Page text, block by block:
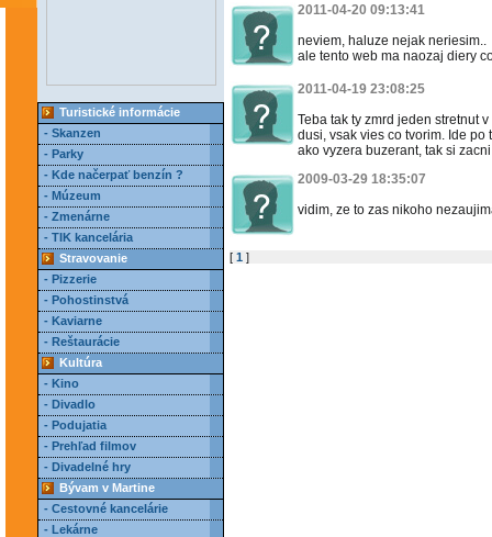
Turistické informácie
- Skanzen
- Parky
- Kde načerpať benzín ?
- Múzeum
- Zmenárne
- TIK kancelária
Stravovanie
- Pizzerie
- Pohostinstvá
- Kaviarne
- Reštaurácie
Kultúra
- Kino
- Divadlo
- Podujatia
- Prehľad filmov
- Divadelné hry
Bývam v Martine
- Cestovné kancelárie
- Lekárne
2011-04-20 09:13:41
neviem, haluze nejak neriesim..
ale tento web ma naozaj diery
2011-04-19 23:08:25
Teba tak ty zmrd jeden stretnut
dusi, vsak vies co tvorim. Ide
ako vyzera buzerant, tak si
2009-03-29 18:35:07
vidim, ze to zas nikoho
[ 1 ]